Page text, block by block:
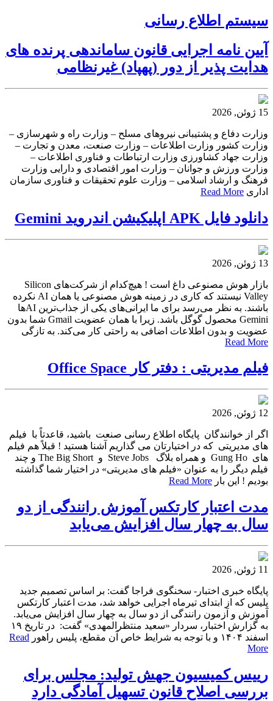
سیستم اطلاع رسانی
آیین نامه اجرایی قانون ساماندهی پرنده های
هدایت پذیر از دور (پهپاد) غیرنظامی
15 ژوئن, 2026
وزارت دفاع و پشتیبانی نیروهای مسلح – وزارت راه و شهرسازی –
وزارت کشور وزارت اطلاعات – وزارت صنعت، معدن و تجارت –
وزارت جهاد کشاورزی وزارت ارتباطات و فناوری اطلاعات –
وزارت ورزش و جوانان – وزارت امور اقتصادی و دارایی وزارت
فرهنگ و ارشاد اسلامی – وزارت علوم تحقیقات و فناوری سازمان
اداری Read More
دانلود فایل APK اپلیکیشن اندروید Gemini
13 ژوئن, 2026
بازار هوش مصنوعی داغ است ! هیچ‌کدام از شرکت‌های Silicon
Valley نیستند که کاری در زمینه هوش مصنوعی یا همان AI نکرده
باشند. به نظر می‌رسد برای ما ایرانی‌های یکی از جذاب‌ترین AIها
Gemini محصول گوگل باشد. زیرا با همان عضویت Gmail شما بدون
عضویت و بدون اطلاعات اضافی به راحتی کار می‌کند. به تازگی
Read More
فیلم مدیریتی : دفتر کار‫ Office Space
12 ژوئن, 2026
اگر از خوانندگان پایگاه اطلاع رسانی صنعت باشید، قاعدتاً با فیلم
های مدیریتی که در اختیارتان می گذاریم آشنا هستید ! قبلاً هم فیلم
های Gung Ho و همراه بلاگ Steve Jobs و The Big Short و چند
فیلم دیگر را به عنوان «فیلم های مدیریتی» در اختیار شما گذاشته
بودیم ! این بار Read More
مدت اعتبار کارتکس آموزش رانندگی از دو
سال به چهار سال افزایش می‌یابد
11 ژوئن, 2026
پایگاه خبری اختبار- سخنگوی فراجا گفت: بر اساس تصمیم جدید
پلیس که از ابتدای تیرماه اجرایی خواهد شد، مدت اعتبار کارتکس
آموزش و آزمون رانندگی از دو سال به چهار سال افزایش می‌یابد.
به گزارش اختبار، سردار «سعید منتظرالمهدی» گفت: در تاریخ ۱۹
اسفند ۱۴۰۴ و با توجه به شرایط خاص آن مقطع، پلیس راهور
Read
More
رییس کمیسیون جهش تولید: مجلس برای
بررسی اصلاح قانون تسهیل آمادگی دارد